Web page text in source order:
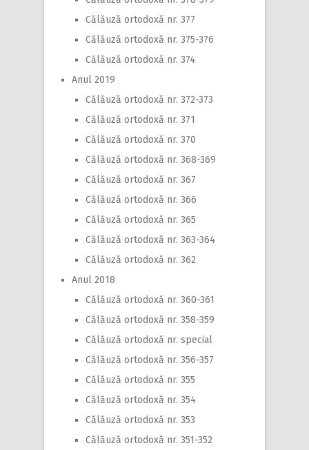
Călăuză ortodoxă nr. 377
Călăuză ortodoxă nr. 375-376
Călăuză ortodoxă nr. 374
Anul 2019
Călăuză ortodoxă nr. 372-373
Călăuză ortodoxă nr. 371
Călăuză ortodoxă nr. 370
Călăuză ortodoxă nr. 368-369
Călăuză ortodoxă nr. 367
Călăuză ortodoxă nr. 366
Călăuză ortodoxă nr. 365
Călăuză ortodoxă nr. 363-364
Călăuză ortodoxă nr. 362
Anul 2018
Călăuză ortodoxă nr. 360-361
Călăuză ortodoxă nr. 358-359
Călăuză ortodoxă nr. special
Călăuză ortodoxă nr. 356-357
Călăuză ortodoxă nr. 355
Călăuză ortodoxă nr. 354
Călăuză ortodoxă nr. 353
Călăuză ortodoxă nr. 351-352